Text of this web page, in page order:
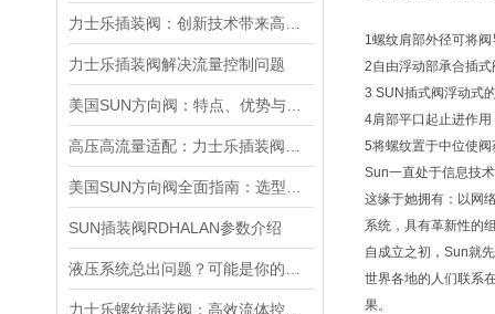
力士乐插装阀解决流量控制问题
SUN插装阀RDHALAN参数介绍
1螺纹肩部外径可将
2自由浮动部承合插
3 SUN插式阀浮动式
4肩部平口起止进作
5将螺纹置于中位使
Sun一直处于信息技
这缘于她拥有：以网
系统，具有革新性的
自成立之初，Sun就
世界各地的人们联系
果。